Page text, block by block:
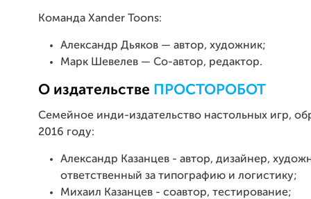
Команда Xander Toons:
Александр Дьяков — автор, художник;
Марк Шевелев — Со-автор, редактор.
О издательстве ПРОСТОРОБОТ
Семейное инди-издательство настольных игр,
2016 году:
Александр Казанцев - автор, дизайнер,
ответственный за типографию и логистику;
Михаил Казанцев - соавтор, тестирование;